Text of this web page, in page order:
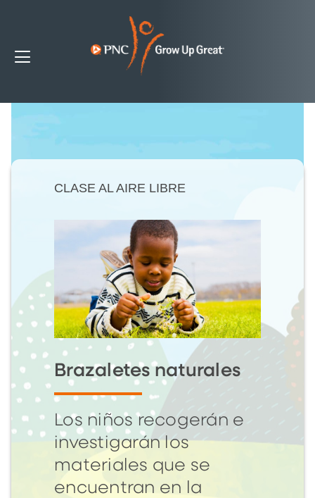
CLASE AL AIRE LIBRE
Brazaletes naturales
Los niños recogerán e
investigarán los
materiales que se
encuentran en la